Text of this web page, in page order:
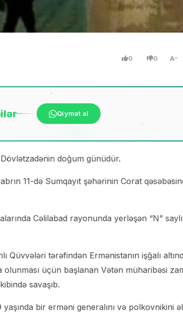
0 0 A
Qiymət al
doğum günüdür.
11-də Sumqayıt şəhərinin Corat
Cəlilabad rayonunda yerləşən “N” saylı
Qüvvələri tərəfindən Ermənistanın işğalı
üçün başlanan Vətən müharibəsi
savaşıb.
bir erməni generalını və polkovnikini